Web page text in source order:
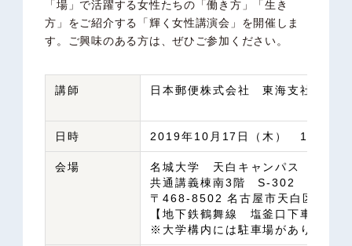
「場」で活躍する女性たちの「働き方」「生き
方」をご紹介する
「輝く女性講演会」を開催しま
す。ご興味のある方は、ぜひ ご参加ください。
講師 日本郵便株式会社 東海支社 採
日時 2019年10月17日（木） 10:50～
会場
名城大学 天白キャンパス
共通講義棟南3階 S-302
〒468-8502 名古屋市天白区塩釜
【地下鉄鶴舞線 塩釜口下車、1番
※大学構内には駐車場がありませ